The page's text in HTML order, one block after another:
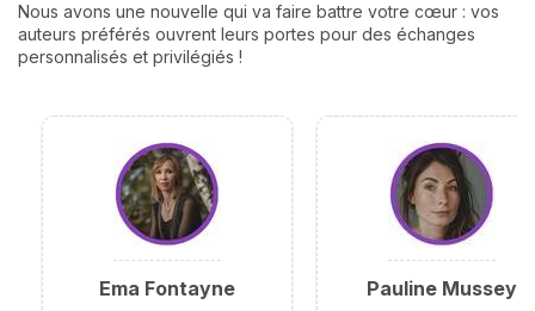
Nous avons une nouvelle qui va faire battre votre cœur : vos
auteurs préférés ouvrent leurs portes pour des échanges
personnalisés et privilégiés !
Ema Fontayne Pauline Mussey